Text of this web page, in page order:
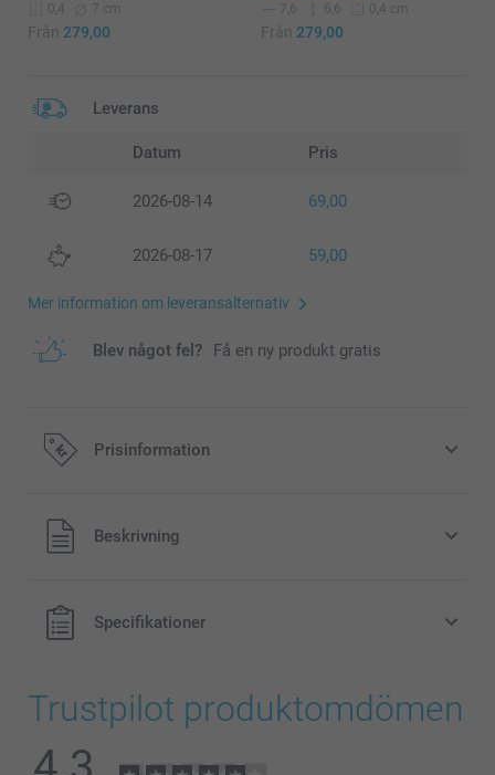
0,4 7 cm
Från 279,00
7,6 6,6 0,4 cm
Från 279,00
Leverans
Datum Pris
2026-08-14 69,00
2026-08-17 59,00
Mer information om leveransalternativ
Blev något fel? Få en ny produkt gratis
Prisinformation
Alla priser är i svenska kronor (SEK), inklusive moms och
exklusive porto.
Beskrivning
Specifikationer
Trustpilot produktomdömen